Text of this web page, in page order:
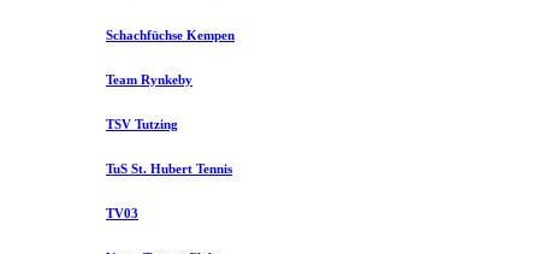
Schachfüchse Kempen
Team Rynkeby
TSV Tutzing
TuS St. Hubert Tennis
TV03